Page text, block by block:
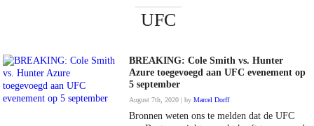
UFC
BREAKING: Cole Smith vs. Hunter
Azure toegevoegd aan UFC evenement op
5 september
August 7th, 2020 | byMarcel Dorff
Bronnen weten ons te melden dat de UFC